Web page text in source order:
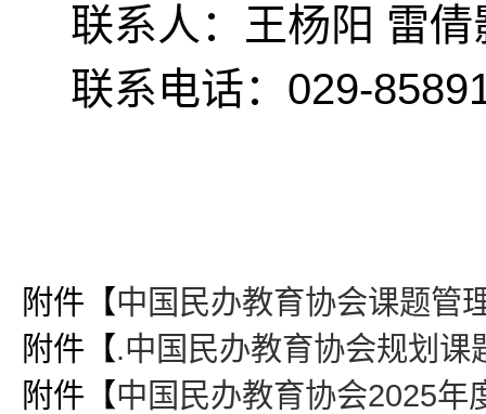
联系人：王杨阳 雷
联系电话：029-
附件【中国民办教育协会课题管
附件【.中国民办教育协会规划
附件【中国民办教育协会2025年